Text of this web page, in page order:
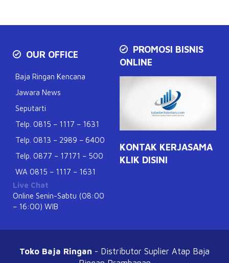
OUR OFFICE
Baja Ringan Kencana
Jawara News
Seputarti
Telp. 0815 – 1117 – 1631
Telp. 0813 – 2989 – 6400
Telp. 0877 – 17171 – 500
WA 0815 – 1117 – 1631
Live Chat
Online Senin-Sabtu (08:00
– 16:00) WIB
PROMOSI BISNIS
ONLINE
KONTAK KERJASAMA
KLIK DISINI
Toko Baja Ringan - Distributor Suplier Atap Baja